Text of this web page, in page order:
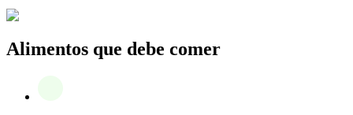
Alimentos que debe comer